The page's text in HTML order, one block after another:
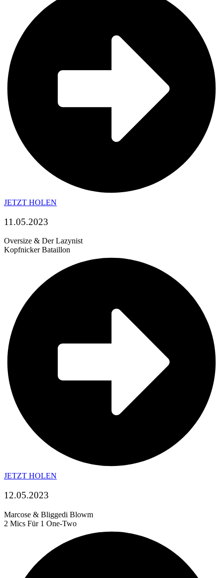
JETZT HOLEN
11.05.2023
Oversize & Der Lazynist
Kopfnicker Bataillon
JETZT HOLEN
12.05.2023
Marcose & Bliggedi Blowm
2 Mics Für 1 One-Two